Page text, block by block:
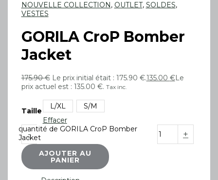
NOUVELLE COLLECTION, OUTLET, SOLDES,
VESTES
GORILA CroP Bomber
Jacket
175.90€ Le prix initial était : 175.90 €.135.00 €Le
prix actuel est : 135.00 €. Tax inc.
Taille
L/XL
S/M
Effacer
-
quantité de GORILA CroP Bomber
Jacket
+
AJOUTER AU
PANIER